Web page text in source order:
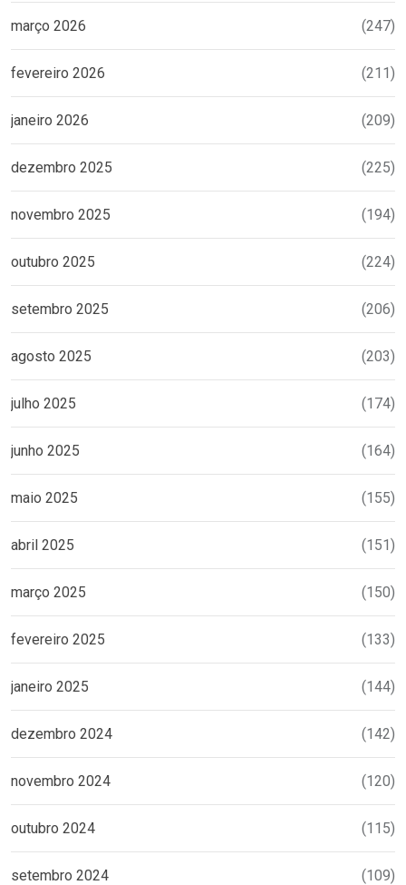
março 2026 (247)
fevereiro 2026 (211)
janeiro 2026 (209)
dezembro 2025 (225)
novembro 2025 (194)
outubro 2025 (224)
setembro 2025 (206)
agosto 2025 (203)
julho 2025 (174)
junho 2025 (164)
maio 2025 (155)
abril 2025 (151)
março 2025 (150)
fevereiro 2025 (133)
janeiro 2025 (144)
dezembro 2024 (142)
novembro 2024 (120)
outubro 2024 (115)
setembro 2024 (109)